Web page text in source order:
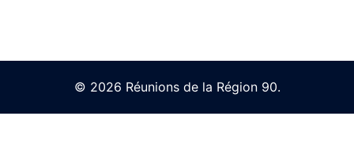
© 2026 Réunions de la Région 90.